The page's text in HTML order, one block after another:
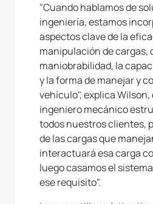
"Cuando hablamos de
ingeniería, estamos
aspectos clave de la
manipulación de cargas,
maniobrabilidad, la
y la forma de manejar y
vehículo", explica
ingeniero mecánico
todos nuestros clientes,
de las cargas que
interactuará esa carga
luego casamos el
ese requisito".